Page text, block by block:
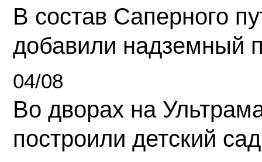
В состав Саперного
добавили надземный
04/08
Во дворах на
построили детский сад